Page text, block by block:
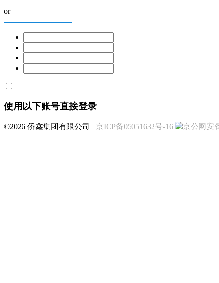
or
使用以下账号直接登录
©2026 侨鑫集团有限公司 京ICP备05051632号-16 京公网安